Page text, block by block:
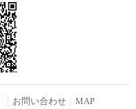
お問い合わせ MAP